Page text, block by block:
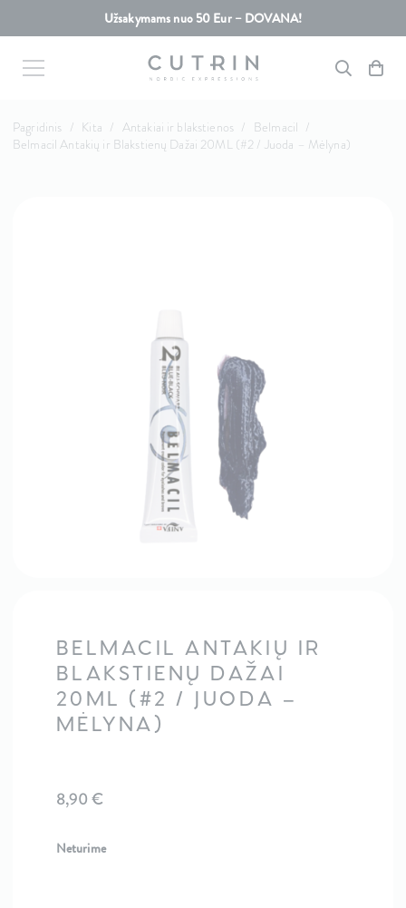
Užsakymams nuo 50 Eur – DOVANA!
Pagridinis / Kita / Antakiai ir blakstienos / Belmacil /
Belmacil Antakių ir Blakstienų Dažai 20ML (#2 / Juoda – Mėlyna)
BELMACIL ANTAKIŲ IR
BLAKSTIENŲ DAŽAI
20ML (#2 / JUODA –
MĖLYNA)
8,90€
Neturime